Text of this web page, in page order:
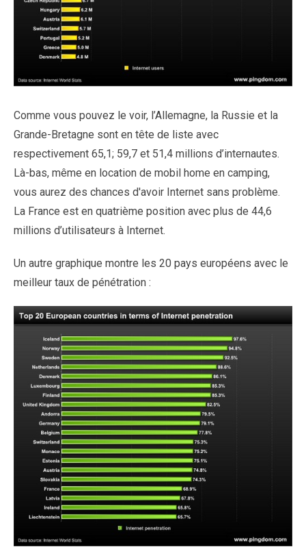
Comme vous pouvez le voir, l’Allemagne, la Russie et la
Grande-Bretagne sont en tête de liste avec
respectivement 65,1; 59,7 et 51,4 millions d’internautes.
Là-bas, même en location de mobil home en camping,
vous aurez des chances d'avoir Internet sans problème.
La France est en quatrième position avec plus de 44,6
millions d’utilisateurs à Internet.
Un autre graphique montre les 20 pays européens avec le
meilleur taux de pénétration :